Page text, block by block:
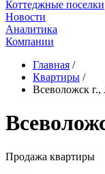
Коттеджные поселки
Новости
Аналитика
Компании
Главная /
Квартиры /
Всеволожск г.,
Продажа квартиры